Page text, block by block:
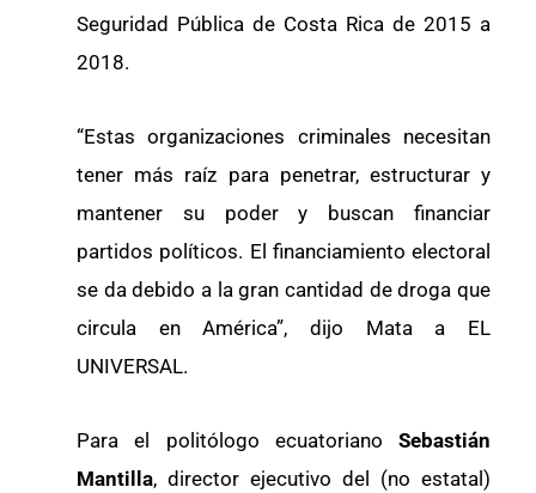
Seguridad Pública de Costa Rica de 2015 a
2018.
“Estas organizaciones criminales necesitan
tener más raíz para penetrar, estructurar y
mantener su poder y buscan financiar
partidos políticos. El financiamiento electoral
se da debido a la gran cantidad de droga que
circula en América”, dijo Mata a EL
UNIVERSAL.
Para el politólogo ecuatoriano Sebastián
Mantilla, director ejecutivo del (no estatal)